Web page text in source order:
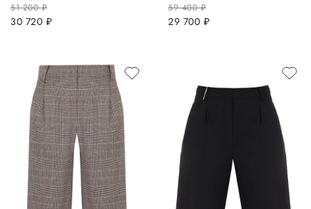
51 200руб.
30 720 руб.
59 400руб.
29 700 руб.